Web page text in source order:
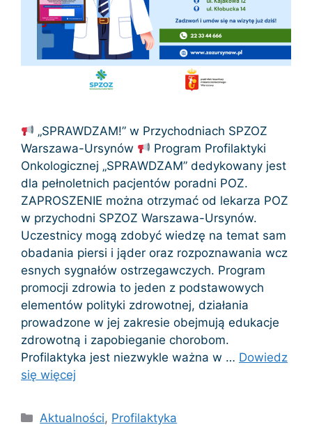
„SPRAWDZAM!” w Przychodniach SPZOZ
Warszawa-Ursynów
Program Profilaktyki
Onkologicznej „SPRAWDZAM” dedykowany jest
dla pełnoletnich pacjentów poradni POZ.
ZAPROSZENIE można otrzymać od lekarza POZ
w przychodni SPZOZ Warszawa-Ursynów.
Uczestnicy mogą zdobyć wiedzę na temat sam
obadania piersi i jąder oraz rozpoznawania wcz
esnych sygnałów ostrzegawczych. Program
promocji zdrowia to jeden z podstawowych
elementów polityki zdrowotnej, działania
prowadzone w jej zakresie obejmują edukacje
zdrowotną i zapobieganie chorobom.
Profilaktyka jest niezwykle ważna w … Dowiedz
się więcej
Kategorie
Aktualności, Profilaktyka